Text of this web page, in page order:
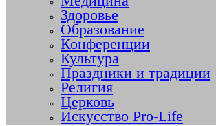
Здоровье
Образование
Конференции
Культура
Праздники и традиции
Религия
Церковь
Искусство Pro-Life